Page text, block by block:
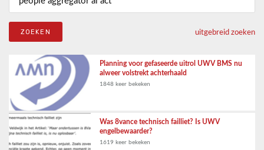
uitgebreid zoeken
Planning voor gefaseerde uitrol UWV BMS nu
alweer volstrekt achterhaald
1848 keer bekeken
Was 8vance technisch failliet? Is UWV
engelbewaarder?
1619 keer bekeken